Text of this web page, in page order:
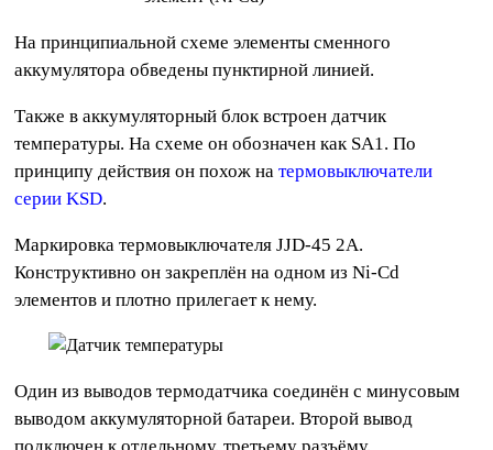
На принципиальной схеме элементы сменного
аккумулятора обведены пунктирной линией.
Также в аккумуляторный блок встроен датчик
температуры. На схеме он обозначен как SA1. По
принципу действия он похож натермовыключатели
серии KSD.
Маркировка термовыключателя JJD-45 2A.
Конструктивно он закреплён на одном из Ni-Cd
элементов и плотно прилегает к нему.
Один из выводов термодатчика соединён с минусовым
выводом аккумуляторной батареи. Второй вывод